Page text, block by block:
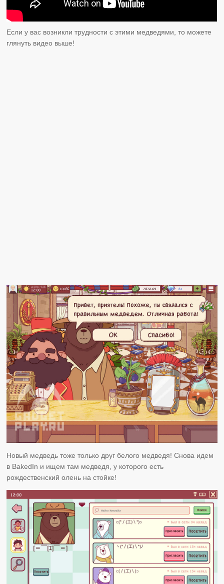
Если у вас возникли трудности с этими медведями, то можете
глянуть видео выше!
Новый медведь тоже только друг белого медведя! Снова идем
в BakedIn и ищем там медведя, у которого есть
рождественский олень на стойке!